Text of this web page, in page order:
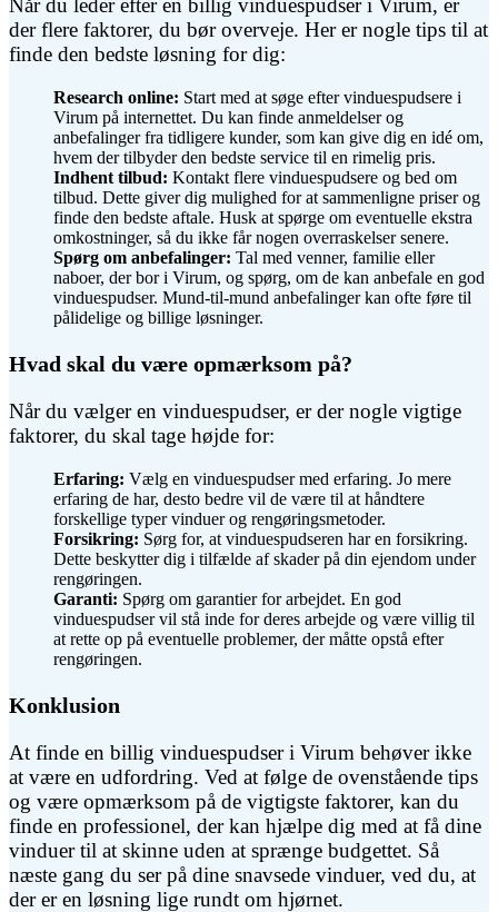
der flere faktorer, du bør overveje. Her er nogle tips til at
finde den bedste løsning for dig:
Research online: Start med at søge efter vinduespudsere i
Virum på internettet. Du kan finde anmeldelser og
anbefalinger fra tidligere kunder, som kan give dig en idé om,
hvem der tilbyder den bedste service til en rimelig pris.
Indhent tilbud: Kontakt flere vinduespudsere og bed om
tilbud. Dette giver dig mulighed for at sammenligne priser og
finde den bedste aftale. Husk at spørge om eventuelle ekstra
omkostninger, så du ikke får nogen overraskelser senere.
Spørg om anbefalinger: Tal med venner, familie eller
naboer, der bor i Virum, og spørg, om de kan anbefale en god
vinduespudser. Mund-til-mund anbefalinger kan ofte føre til
pålidelige og billige løsninger.
Hvad skal du være opmærksom på?
Når du vælger en vinduespudser, er der nogle vigtige
faktorer, du skal tage højde for:
Erfaring: Vælg en vinduespudser med erfaring. Jo mere
erfaring de har, desto bedre vil de være til at håndtere
forskellige typer vinduer og rengøringsmetoder.
Forsikring: Sørg for, at vinduespudseren har en forsikring.
Dette beskytter dig i tilfælde af skader på din ejendom under
rengøringen.
Garanti: Spørg om garantier for arbejdet. En god
vinduespudser vil stå inde for deres arbejde og være villig til
at rette op på eventuelle problemer, der måtte opstå efter
rengøringen.
Konklusion
At finde en billig vinduespudser i Virum behøver ikke
at være en udfordring. Ved at følge de ovenstående tips
og være opmærksom på de vigtigste faktorer, kan du
finde en professionel, der kan hjælpe dig med at få dine
vinduer til at skinne uden at sprænge budgettet. Så
næste gang du ser på dine snavsede vinduer, ved du, at
der er en løsning lige rundt om hjørnet.